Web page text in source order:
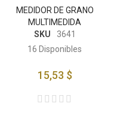
MEDIDOR DE GRANO
MULTIMEDIDA
SKU
3641
16 Disponibles
15,53 $